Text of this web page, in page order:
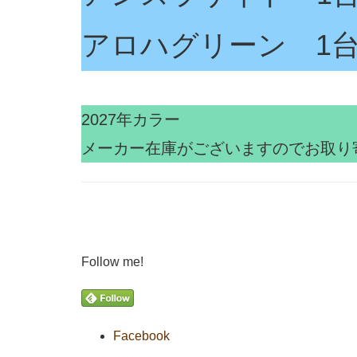
アロハグリーン 1台
2027年カラー
メーカー在庫がございますのでお取
Follow me!
Facebook